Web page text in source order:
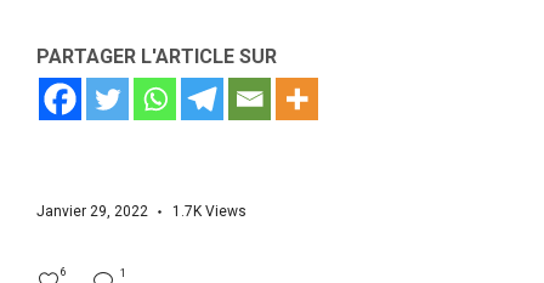
PARTAGER L'ARTICLE SUR
Janvier 29, 2022 1.7K Views
1
6